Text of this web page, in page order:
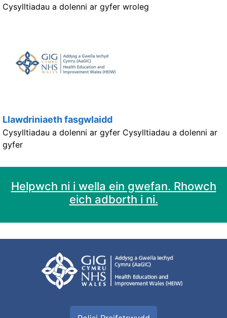
Cysylltiadau a dolenni ar gyfer wroleg
Llawdriniaeth fasgwlaidd
Cysylltiadau a dolenni ar gyfer Cysylltiadau a dolenni ar
gyfer
Helpwch ni i wella ein gwefan. Rhowch
eich adborth i ni.